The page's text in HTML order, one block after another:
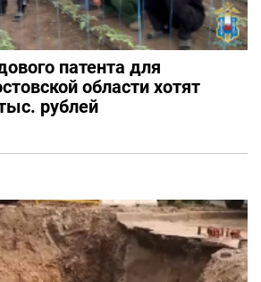
патента для
области хотят
рублей